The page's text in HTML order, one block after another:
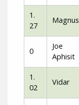
1.
27
Magnus
0
Joe
Aphisit
1.
02
Vidar